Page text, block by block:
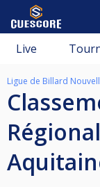
Live
Ligue de Billard
Classement Snooker